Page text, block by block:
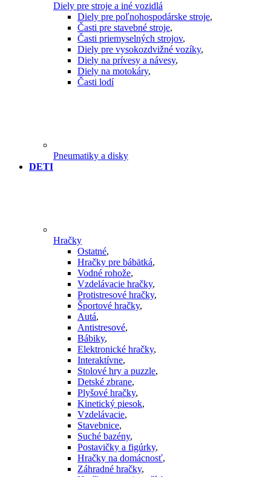
Diely pre stroje a iné vozidlá
Diely pre poľnohospodárske stroje,
Časti pre stavebné stroje,
Časti priemyselných strojov,
Diely pre vysokozdvižné vozíky,
Diely na prívesy a návesy,
Diely na motokáry,
Časti lodí
Pneumatiky a disky
DETI
Hračky
Ostatné,
Hračky pre bábätká,
Vodné rohože,
Vzdelávacie hračky,
Protistresové hračky,
Športové hračky,
Autá,
Antistresové,
Bábiky,
Elektronické hračky,
Interaktívne,
Stolové hry a puzzle,
Detské zbrane,
Plyšové hračky,
Kinetický piesok,
Vzdelávacie,
Stavebnice,
Suché bazény,
Postavičky a figúrky,
Hračky na domácnosť,
Záhradné hračky,